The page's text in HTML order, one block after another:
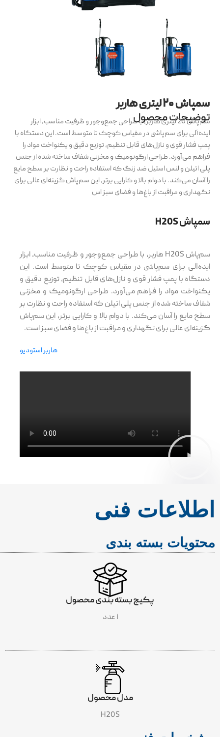
سمپاش ۲۰ لیتری هاربر
توضیحات محصول
سم‌پاش 20 لیتری هاربر، با طراحی جمع‌وجور و ظرفیت مناسب، ابزار
ایده‌آلی برای سم‌پاشی در مقیاس کوچک تا متوسط است. این دستگاه با
پمپ فشار قوی و نازل‌های قابل تنظیم، توزیع دقیق و یکنواخت مواد را
فراهم می‌آورد. طراحی ارگونومیک و مخزنی شفاف ساخته شده از جنس
پلی اتیلن و لنس استیل ضد زنگ که استفاده راحت و نظارت بر سطح مایع
را آسان می‌کند. با دوام بالا و کارایی برتر، این سم‌پاش گزینه‌ای عالی برای
نگهداری و مراقبت از باغ‌ها و فضای سبز اس
سمپاش H20S
سم‌پاش H20S هاربر، با طراحی جمع‌وجور و ظرفیت مناسب، ابزار
ایده‌آلی برای سم‌پاشی در مقیاس کوچک تا متوسط است. این
دستگاه با پمپ فشار قوی و نازل‌های قابل تنظیم، توزیع دقیق و
یکنواخت مواد را فراهم می‌آورد. طراحی ارگونومیک و مخزنی
شفاف ساخته شده از جنس پلی اتیلن که استفاده راحت و نظارت بر
سطح مایع را آسان می‌کند. با دوام بالا و کارایی برتر، این سم‌پاش
گزینه‌ای عالی برای نگهداری و مراقبت از باغ‌ها و فضای سبز است.
هاربر استودیو
اطلاعات فنی
محتویات بسته بندی
پکیج بسته بندی محصول
۱ عدد
مدل محصول
H20S